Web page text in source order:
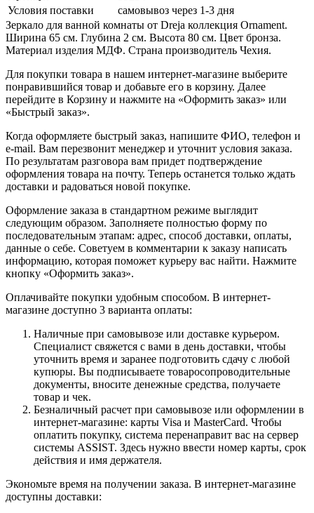
Условия поставки
самовывоз через 1-3 дня
Зеркало для ванной комнаты от Dreja коллекция Ornament.
Ширина 65 см. Глубина 2 см. Высота 80 см. Цвет бронза.
Материал изделия МДФ. Страна производитель Чехия.
Для покупки товара в нашем интернет-магазине выберите
понравившийся товар и добавьте его в корзину. Далее
перейдите в Корзину и нажмите на «Оформить заказ» или
«Быстрый заказ».
Когда оформляете быстрый заказ, напишите ФИО, телефон и
e-mail. Вам перезвонит менеджер и уточнит условия заказа.
По результатам разговора вам придет подтверждение
оформления товара на почту. Теперь останется только ждать
доставки и радоваться новой покупке.
Оформление заказа в стандартном режиме выглядит
следующим образом. Заполняете полностью форму по
последовательным этапам: адрес, способ доставки, оплаты,
данные о себе. Советуем в комментарии к заказу написать
информацию, которая поможет курьеру вас найти. Нажмите
кнопку «Оформить заказ».
Оплачивайте покупки удобным способом. В интернет-
магазине доступно 3 варианта оплаты:
Наличные при самовывозе или доставке курьером.
Специалист свяжется с вами в день доставки, чтобы
уточнить время и заранее подготовить сдачу с любой
купюры. Вы подписываете товаросопроводительные
документы, вносите денежные средства, получаете
товар и чек.
Безналичный расчет при самовывозе или оформлении в
интернет-магазине: карты Visa и MasterCard. Чтобы
оплатить покупку, система перенаправит вас на сервер
системы ASSIST. Здесь нужно ввести номер карты, срок
действия и имя держателя.
Экономьте время на получении заказа. В интернет-магазине
доступны доставки: